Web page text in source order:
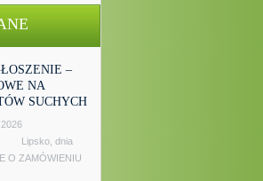
–
NA
SUCHYCH
dnia
O ZAMÓWIENIU